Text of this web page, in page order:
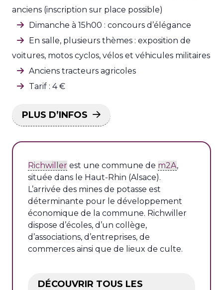
anciens (inscription sur place possible)
Dimanche à 15h00 : concours d’élégance
En salle, plusieurs thèmes : exposition de
voitures, motos cyclos, vélos et véhicules militaires
Anciens tracteurs agricoles
Tarif : 4 €
PLUS D’INFOS
Richwiller est une commune de m2A,
située dans le Haut-Rhin (Alsace).
L’arrivée des mines de potasse est
déterminante pour le développement
économique de la commune. Richwiller
dispose d’écoles, d’un collège,
d’associations, d’entreprises, de
commerces ainsi que de lieux de culte.
DÉCOUVRIR TOUS LES